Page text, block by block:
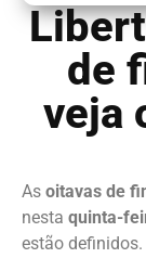
de
veja
As oitavas de
nesta quinta-
estão definidos.